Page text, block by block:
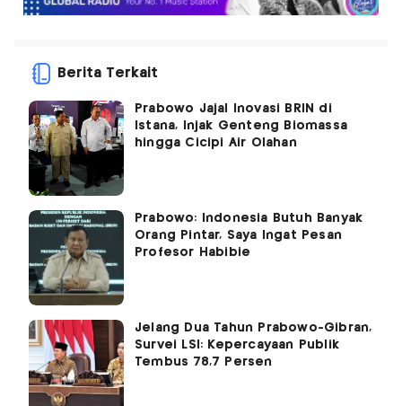
Berita Terkait
Prabowo Jajal Inovasi BRIN di
Istana, Injak Genteng Biomassa
hingga Cicipi Air Olahan
Prabowo: Indonesia Butuh Banyak
Orang Pintar, Saya Ingat Pesan
Profesor Habibie
Jelang Dua Tahun Prabowo-Gibran,
Survei LSI: Kepercayaan Publik
Tembus 78,7 Persen